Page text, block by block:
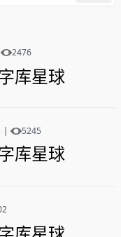
2476
库星球
丨 5245
库星球